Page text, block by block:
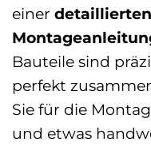
einer
Bauteile sind
perfekt
Sie für die
und etwas